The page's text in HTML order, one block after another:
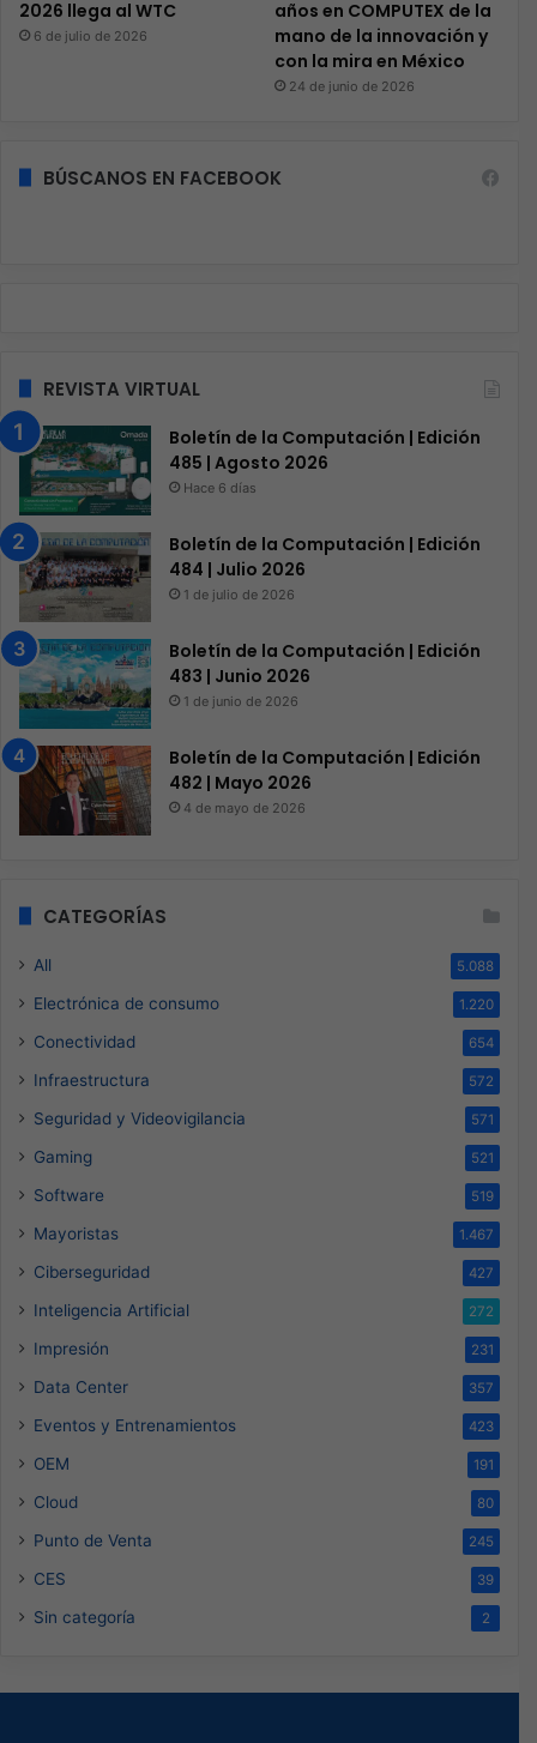
2026 llega al WTC
6 de julio de 2026
años en COMPUTEX de la
mano de la innovación y
con la mira en México
24 de junio de 2026
BÚSCANOS EN FACEBOOK
REVISTA VIRTUAL
Boletín de la Computación | Edición
485 | Agosto 2026
Hace 6 días
Boletín de la Computación | Edición
484 | Julio 2026
1 de julio de 2026
Boletín de la Computación | Edición
483 | Junio 2026
1 de junio de 2026
Boletín de la Computación | Edición
482 | Mayo 2026
4 de mayo de 2026
CATEGORÍAS
All 5.088
Electrónica de consumo 1.220
Conectividad 654
Infraestructura 572
Seguridad y Videovigilancia 571
Gaming 521
Software 519
Mayoristas 1.467
Ciberseguridad 427
Inteligencia Artificial 272
Impresión 231
Data Center 357
Eventos y Entrenamientos 423
OEM 191
Cloud 80
Punto de Venta 245
CES 39
Sin categoría 2